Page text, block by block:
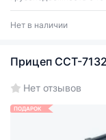
Нет в наличии
Прицеп ССТ-
Нет отзывов
ПОДАРОК